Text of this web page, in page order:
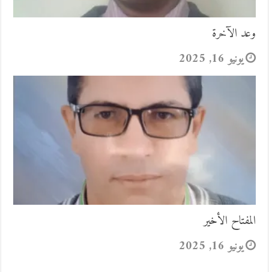
وعد الآخرة
يونيو 16, 2025
المفتاح الأخير
يونيو 16, 2025